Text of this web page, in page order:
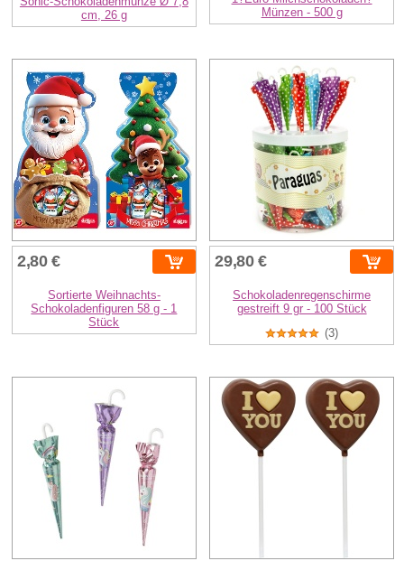
cm, 26 g
Münzen - 500 g
2,80 €
Sortierte Weihnachts-
Schokoladenfiguren 58 g - 1
Stück
29,80 €
Schokoladenregenschirme
gestreift 9 gr - 100 Stück
(3)